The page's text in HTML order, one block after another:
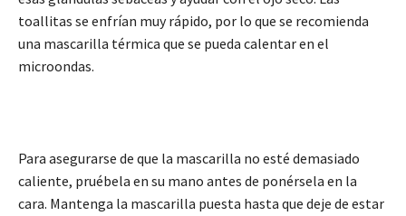
toallitas se enfrían muy rápido, por lo que se recomienda
una mascarilla térmica que se pueda calentar en el
microondas.
Para asegurarse de que la mascarilla no esté demasiado
caliente, pruébela en su mano antes de ponérsela en la
cara. Mantenga la mascarilla puesta hasta que deje de estar